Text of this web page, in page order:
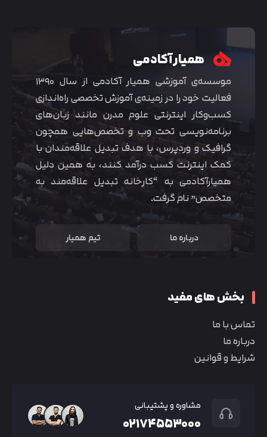
همیار آکادمی
موسسه‌ی آموزشی همیار آکادمی از سال ۱۳۹۰
فعالیت خود را در زمینه‌ی آموزش تخصصی راه‌اندازی
کسب‌و‌کار اینترنتی علوم مدرن مانند زبان‌های
برنامه‌نویسی تحت وب و تخصص‌هایی همچون
گرافیک و وردپرس، با هدف تبدیل علاقه‌مندان با
کمک اینترنت کسب درآمد کنند، به همین دلیل
همیارآکادمی به “کارخانه تبدیل علاقه‌مند به
متخصص” نام گرفت.
درباره ما تیم همیار
بخش های مفید
تماس با ما
درباره ما
شرایط و قوانین
مشاوره و پشتیبانی
۰۲۱۷۴۵۵۳۰۰۰